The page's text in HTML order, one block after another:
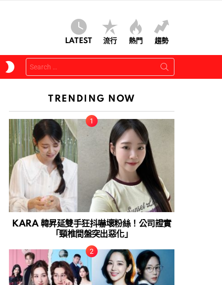
LATEST 流行 熱門 趨勢
SKIN
Search
for:
TRENDING NOW
KARA 韓昇延雙手狂抖嚇壞粉絲！公司證實
「頸椎間盤突出惡化」